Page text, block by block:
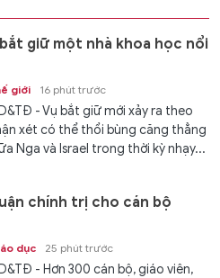
giữ một nhà khoa học nổi
giới 16 phút trước
- Vụ bắt giữ mới xảy ra theo
xét có thể thổi bùng căng thẳng
Nga và Israel trong thời kỳ nhạy...
chính trị cho cán bộ
dục 25 phút trước
- Hơn 300 cán bộ, giáo viên,